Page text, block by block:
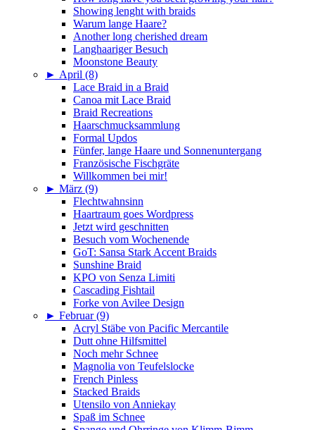
Showing lenght with braids
Warum lange Haare?
Another long cherished dream
Langhaariger Besuch
Moonstone Beauty
► April (8)
Lace Braid in a Braid
Canoa mit Lace Braid
Braid Recreations
Haarschmucksammlung
Formal Updos
Fünfer, lange Haare und Sonnenuntergang
Französische Fischgräte
Willkommen bei mir!
► März (9)
Flechtwahnsinn
Haartraum goes Wordpress
Jetzt wird geschnitten
Besuch vom Wochenende
GoT: Sansa Stark Accent Braids
Sunshine Braid
KPO von Senza Limiti
Cascading Fishtail
Forke von Avilee Design
► Februar (9)
Acryl Stäbe von Pacific Mercantile
Dutt ohne Hilfsmittel
Noch mehr Schnee
Magnolia von Teufelslocke
French Pinless
Stacked Braids
Utensilo von Anniekay
Spaß im Schnee